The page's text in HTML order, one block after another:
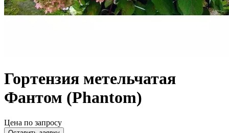
Гортензия метельчатая
Фантом (Phantom)
Цена по запросу